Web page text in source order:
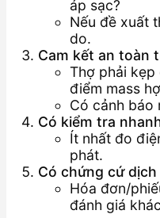
áp sạc?
Nếu đề xuất
do.
Cam kết an toàn
Thợ phải
điểm mass
Có cảnh báo
Có kiểm tra
Ít nhất đo
phát.
Có chứng cứ dịch
Hóa đơn/
đánh giá